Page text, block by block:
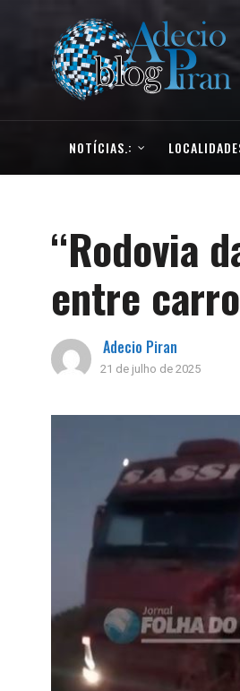
NOTÍCIAS.:
“Rodovia
entre
Adecio Piran
21 de julho de 2025